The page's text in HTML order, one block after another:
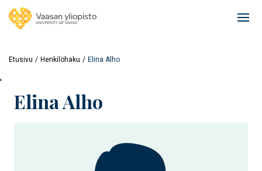
Etusivu Henkilöhaku Elina Alho
'
Elina Alho